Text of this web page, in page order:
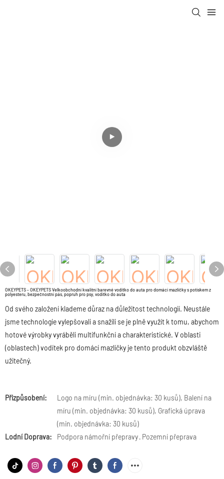
OKEYPETS - OKEYPETS Velkoobchodní kvalitní barevné vodítko do auta pro domácí mazlíčky s potiskem z
polyesteru, bezpečnostní pás, popruh pro psy, vodítko do auta
Od svého založení klademe důraz na důležitost technologií. Neustále
jsme technologie vylepšovali a snažili se je plně využít k tomu, abychom
hotové výrobky vyráběli multifunkční a charakteristické. V oblasti
(oblastech) vodítek pro domácí mazlíčky je tento produkt obzvláště
užitečný.
Přizpůsobení:
Logo na míru (min. objednávka: 30 kusů), Balení na
míru (min. objednávka: 30 kusů), Grafická úprava
(min. objednávka: 30 kusů)
Lodní Doprava:
Podpora námořní přepravy · Pozemní přeprava